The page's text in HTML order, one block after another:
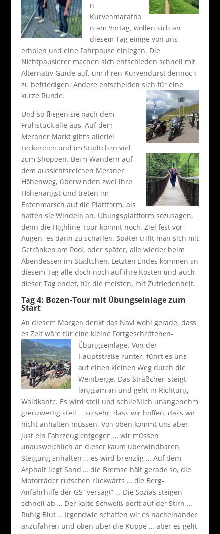
n
Kurvenmaratho
n am Vortag, wollen sich an
diesem Tag einige von uns
erholen und eine Fahrpause einlegen. Die
Nichtpausierer machen sich entschieden schnell mit
Alternativ-Guide auf, um ihren Kurvendurst dennoch
zu befriedigen. Andere entscheiden sich für eine
kurze Runde.
Und so fliegen sie nach dem
Frühstück alle aus. Auf dem
Meraner Markt gibt’s allerlei
Leckereien und im Städtchen viel
zum Shoppen. Beim Wandern auf
dem aussichtsreichen Meraner
Höhenweg, überwinden zwei ihre
Höhenangst und treten im
Entenmarsch auf die Plattform, als
hätten sie Windeln an. Übungsplattform sozusagen,
denn die Highline-Tour kommt noch. Ziel fest vor
Augen, es dann zu schaffen. Später trifft man sich mit
Getränken am Pool, oder später, alle wieder beim
Abendessen im Städtchen. Letzten Endes kommen an
diesem Tag alle doch noch auf ihre Kosten und auch
dieser Tag endet, für die meisten, mit Zufriedenheit.
Tag 4: Bozen-Tour mit Übungseinlage zum
Start
An diesem Morgen denkt das Navi wohl gerade, dass
es Zeit wäre für eine kleine Fortgeschrittenen-
Übungseinlage. Von der
Hauptstraße runter, führt es uns
auf einen kleinen Weg durch die
Weinberge. Das Sträßchen steigt
langsam an und geht in Richtung
Waldkante. Es wird steil und schließlich unangenehm
grenzwertig steil … so sehr, dass wir hoffen, dass wir
nicht anhalten müssen. Von oben kommt uns aber
just ein Fahrzeug entgegen … wir müssen
unausweichlich an dieser kaum überwindbaren
Steigung anhalten … es wird brenzlig … Auf dem
Asphalt liegt Sand … die Bremse hält gerade so, die
Motorräder rutschen rückwärts … die Berg-
Anfahrhilfe der GS “versagt” … Die Sozias steigen
schnell ab … Der kalte Schweiß perlt auf der Stirn …
Ruhig Blut … Irgendwie schaffen wir es nacheinander
anzufahren und oben über die Kuppe … aber es geht